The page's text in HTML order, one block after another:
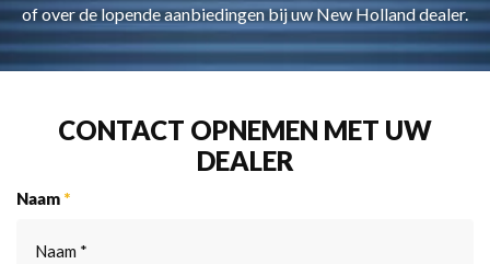
of over de lopende aanbiedingen bij uw New Holland dealer.
CONTACT OPNEMEN MET UW
DEALER
Naam *